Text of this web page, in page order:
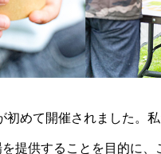
めて開催されました。
提供することを目的に、